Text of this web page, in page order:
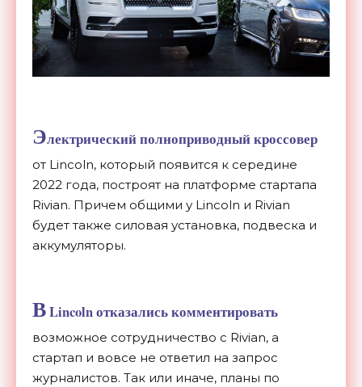
Электрический полноприводный кроссовер
от Lincoln, который появится к середине
2022 года, построят на платформе стартапа
Rivian. Причем общими у Lincoln и Rivian
будет также силовая установка, подвеска и
аккумуляторы.
ВLincoln отказались комментировать
возможное сотрудничество с Rivian, а
стартап и вовсе не ответил на запрос
журналистов. Так или иначе, планы по